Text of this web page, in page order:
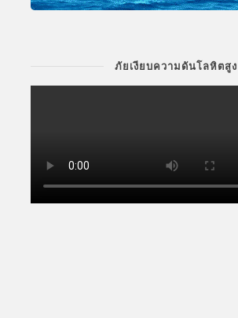
ภัยเงียบความดันโลหิตสูง